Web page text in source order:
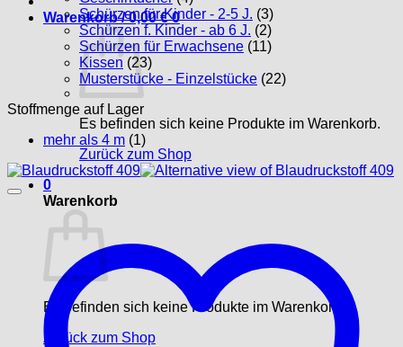
Warenkorb /0,00€ 0
Es befinden sich keine Produkte im Warenkorb.
Zurück zum Shop
0
Warenkorb
Es befinden sich keine Produkte im Warenkorb.
Zurück zum Shop
Schürzen für Kinder - 2-5 J. (3)
Schürzen f. Kinder - ab 6 J. (2)
Schürzen für Erwachsene (11)
Kissen (23)
Musterstücke - Einzelstücke (22)
Stoffmenge auf Lager
mehr als 4 m (1)